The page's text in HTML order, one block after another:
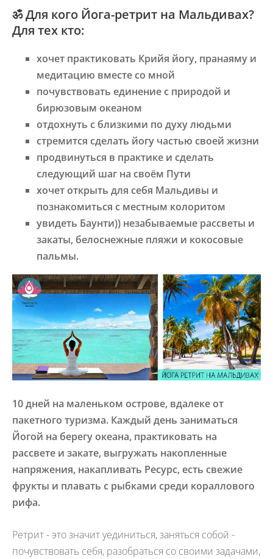
ॐДля кого Йога-ретрит на Мальдивах?
Для тех кто:
хочет практиковать Крийя йогу, пранаяму и
медитацию вместе со мной
почувствовать единение с природой и
бирюзовым океаном
отдохнуть с близкими по духу людьми
стремится сделать йогу частью своей жизни
продвинуться в практике и сделать
следующий шаг на своём Пути
хочет открыть для себя Мальдивы и
познакомиться с местным колоритом
увидеть Баунти)) незабываемые рассветы и
закаты, белоснежные пляжи и кокосовые
пальмы.
10 дней на маленьком острове, вдалеке от
пакетного туризма. Каждый день заниматься
Йогой на берегу океана, практиковать на
рассвете и закате, выгружать накопленные
напряжения, накапливать Ресурс, есть свежие
фрукты и плавать с рыбками среди кораллового
рифа.
Ретрит - это значит уединиться, заняться собой -
почувствовать себя, разобраться со своими задачами,